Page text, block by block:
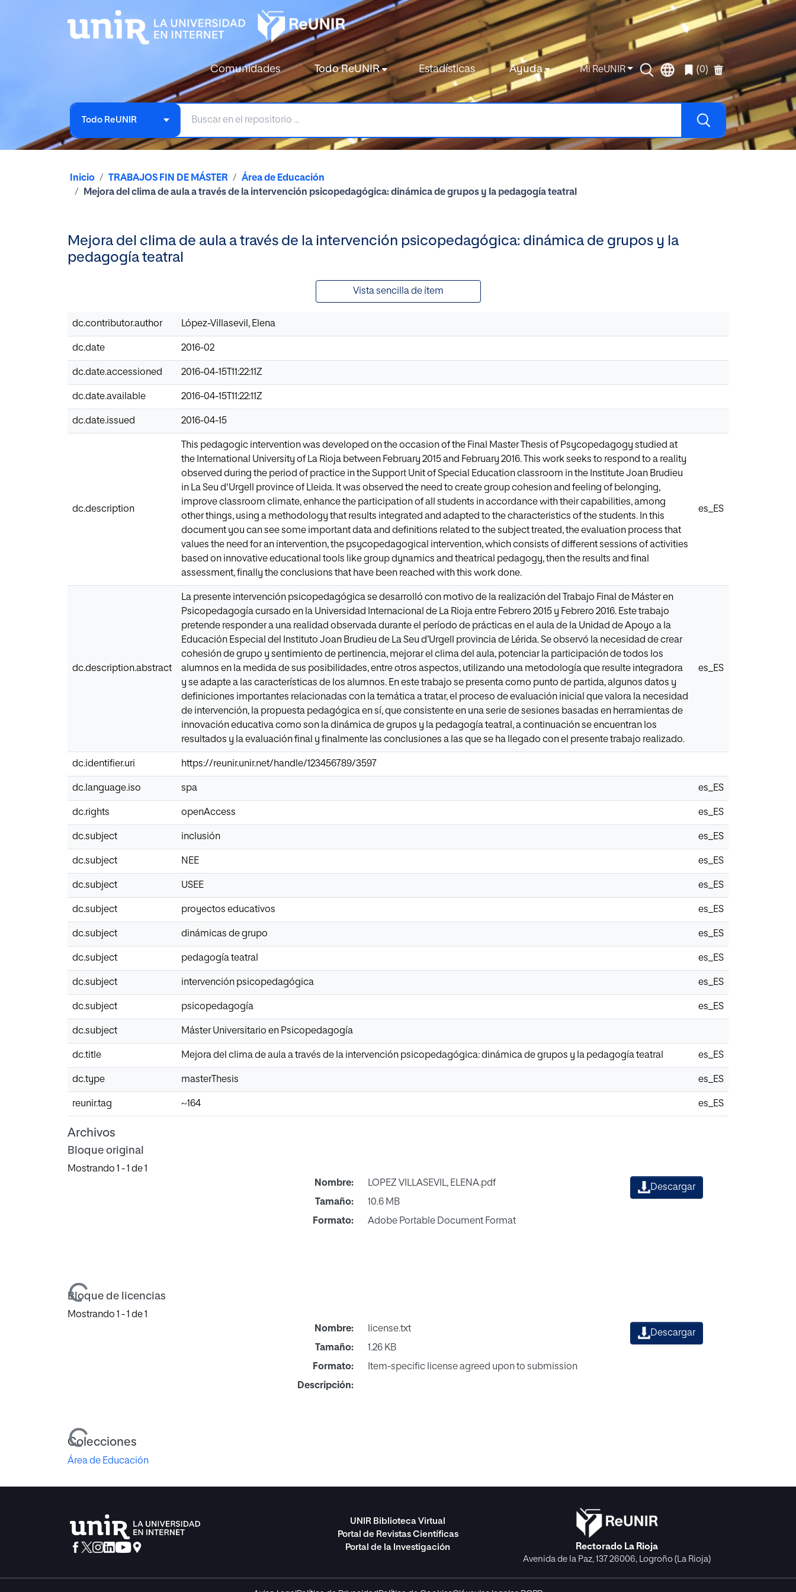
Comunidades Todo ReUNIR Estadísticas Ayuda Mi ReUNIR (0)
Todo ReUNIR
Inicio TRABAJOS FIN DE MÁSTER
Área de Educación
Mejora del clima de aula a través de la intervención psicopedagógica: dinámica de grupos y la pedagogía teatral
Mejora del clima de aula a través de la intervención psicopedagógica: dinámica de grupos y la
pedagogía teatral
Vista sencilla de ítem
dc.contributor.author López-Villasevil, Elena
dc.date 2016-02
dc.date.accessioned 2016-04-15T11:22:11Z
dc.date.available 2016-04-15T11:22:11Z
dc.date.issued 2016-04-15
dc.description
This pedagogic intervention was developed on the occasion of the Final Master Thesis of Psycopedagogy studied at
the International University of La Rioja between February 2015 and February 2016. This work seeks to respond to a reality
observed during the period of practice in the Support Unit of Special Education classroom in the Institute Joan Brudieu
in La Seu d'Urgell province of Lleida. It was observed the need to create group cohesion and feeling of belonging,
improve classroom climate, enhance the participation of all students in accordance with their capabilities, among
other things, using a methodology that results integrated and adapted to the characteristics of the students. In this
document you can see some important data and definitions related to the subject treated, the evaluation process that
values the need for an intervention, the psycopedagogical intervention, which consists of different sessions of activities
based on innovative educational tools like group dynamics and theatrical pedagogy, then the results and final
assessment, finally the conclusions that have been reached with this work done.
es_ES
dc.description.abstract
La presente intervención psicopedagógica se desarrolló con motivo de la realización del Trabajo Final de Máster en
Psicopedagogía cursado en la Universidad Internacional de La Rioja entre Febrero 2015 y Febrero 2016. Este trabajo
pretende responder a una realidad observada durante el período de prácticas en el aula de la Unidad de Apoyo a la
Educación Especial del Instituto Joan Brudieu de La Seu d’Urgell provincia de Lérida. Se observó la necesidad de crear
cohesión de grupo y sentimiento de pertinencia, mejorar el clima del aula, potenciar la participación de todos los
alumnos en la medida de sus posibilidades, entre otros aspectos, utilizando una metodología que resulte integradora
y se adapte a las características de los alumnos. En este trabajo se presenta como punto de partida, algunos datos y
definiciones importantes relacionadas con la temática a tratar, el proceso de evaluación inicial que valora la necesidad
de intervención, la propuesta pedagógica en sí, que consistente en una serie de sesiones basadas en herramientas de
innovación educativa como son la dinámica de grupos y la pedagogía teatral, a continuación se encuentran los
resultados y la evaluación final y finalmente las conclusiones a las que se ha llegado con el presente trabajo realizado.
es_ES
dc.identifier.uri https://reunir.unir.net/handle/123456789/3597
dc.language.iso spa es_ES
dc.rights openAccess es_ES
dc.subject inclusión es_ES
dc.subject NEE es_ES
dc.subject USEE es_ES
dc.subject proyectos educativos es_ES
dc.subject dinámicas de grupo es_ES
dc.subject pedagogía teatral es_ES
dc.subject intervención psicopedagógica es_ES
dc.subject psicopedagogía es_ES
dc.subject Máster Universitario en Psicopedagogía
dc.title Mejora del clima de aula a través de la intervención psicopedagógica: dinámica de grupos y la pedagogía teatral es_ES
dc.type masterThesis es_ES
reunir.tag ~164 es_ES
Archivos
Bloque original
Mostrando 1 - 1 de 1
Cargando...
Nombre:
LOPEZ VILLASEVIL, ELENA.pdf
Tamaño:
10.6 MB
Formato:
Adobe Portable Document Format
Descargar
Bloque de licencias
Mostrando 1 - 1 de 1
Cargando...
Nombre:
license.txt
Tamaño:
1.26 KB
Formato:
Item-specific license agreed upon to submission
Descripción:
Descargar
Colecciones
Área de Educación
UNIR Biblioteca Virtual
Portal de Revistas Científicas
Portal de la Investigación
Rectorado La Rioja
Avenida de la Paz, 137 26006, Logroño (La Rioja)